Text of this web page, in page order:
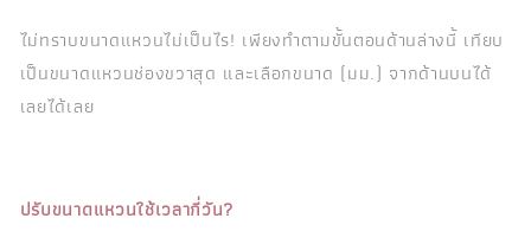
ไม่ทราบขนาดแหวนไม่เป็นไร! เพียงทำตามขั้นตอนด้านล่างนี้ เทียบ
เป็นขนาดแหวนช่องขวาสุด และเลือกขนาด (มม.) จากด้านบนได้
เลยได้เลย
ปรับขนาดแหวนใช้เวลากี่วัน?